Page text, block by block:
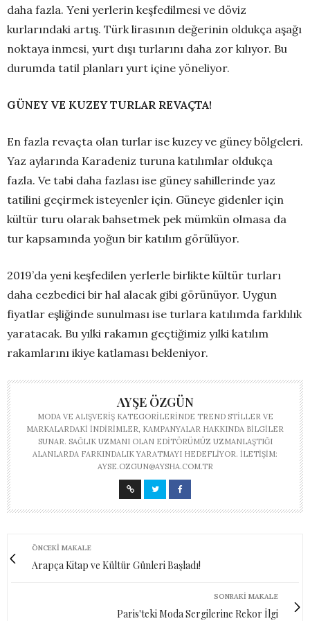
daha fazla. Yeni yerlerin keşfedilmesi ve döviz
kurlarındaki artış. Türk lirasının değerinin oldukça aşağı
noktaya inmesi, yurt dışı turlarını daha zor kılıyor. Bu
durumda tatil planları yurt içine yöneliyor.
GÜNEY VE KUZEY TURLAR REVAÇTA!
En fazla revaçta olan turlar ise kuzey ve güney bölgeleri.
Yaz aylarında Karadeniz turuna katılımlar oldukça
fazla. Ve tabi daha fazlası ise güney sahillerinde yaz
tatilini geçirmek isteyenler için. Güneye gidenler için
kültür turu olarak bahsetmek pek mümkün olmasa da
tur kapsamında yoğun bir katılım görülüyor.
2019’da yeni keşfedilen yerlerle birlikte kültür turları
daha cezbedici bir hal alacak gibi görünüyor. Uygun
fiyatlar eşliğinde sunulması ise turlara katılımda farklılık
yaratacak. Bu yılki rakamın geçtiğimiz yılki katılım
rakamlarını ikiye katlaması bekleniyor.
AYŞE ÖZGÜN
MODA VE ALIŞVERIŞ KATEGORILERINDE TREND STILLER VE
MARKALARDAKI INDIRIMLER, KAMPANYALAR HAKKINDA BILGILER
SUNAR. SAĞLIK UZMANI OLAN EDITÖRÜMÜZ UZMANLAŞTIĞI
ALANLARDA FARKINDALIK YARATMAYI HEDEFLIYOR. İLETIŞIM:
AYSE.OZGUN@AYSHA.COM.TR
ÖNCEKI MAKALE
Arapça Kitap ve Kültür Günleri Başladı!
SONRAKI MAKALE
Paris'teki Moda Sergilerine Rekor İlgi